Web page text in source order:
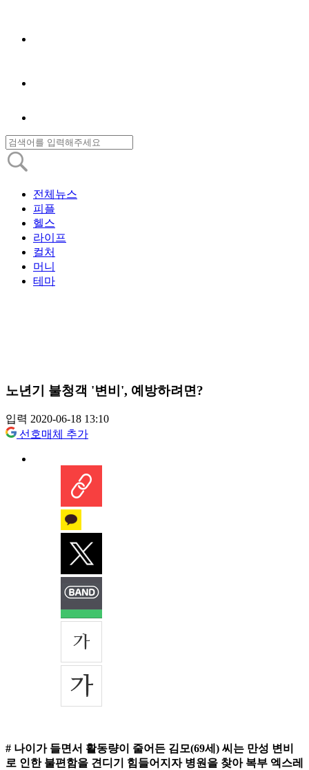
전체뉴스
피플
헬스
라이프
컬처
머니
테마
노년기 불청객 '변비', 예방하려면?
입력 2020-06-18 13:10
선호매체 추가
# 나이가 들면서 활동량이 줄어든 김모(69세) 씨는 만성 변비
로 인한 불편함을 견디기 힘들어지자 병원을 찾아 복부 엑스레